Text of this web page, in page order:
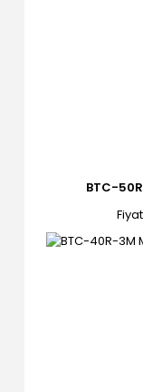
BTC-